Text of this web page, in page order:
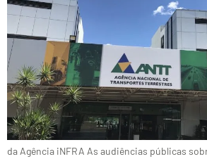
da Agência iNFRA As audiências públicas